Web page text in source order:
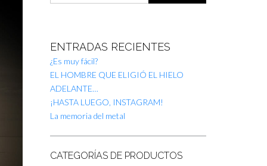
ENTRADAS RECIENTES
¿Es muy fácil?
EL HOMBRE QUE ELIGIÓ EL HIELO
ADELANTE…
¡HASTA LUEGO, INSTAGRAM!
La memoria del metal
CATEGORÍAS DE PRODUCTOS